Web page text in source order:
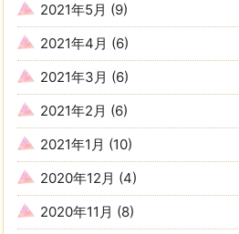
2021年5月 (9)
2021年4月 (6)
2021年3月 (6)
2021年2月 (6)
2021年1月 (10)
2020年12月 (4)
2020年11月 (8)